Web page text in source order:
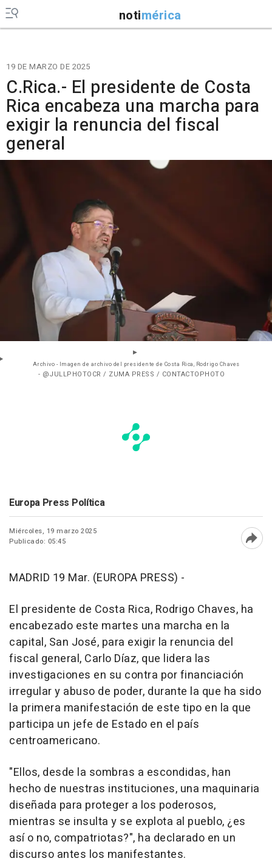
notimérica
19 DE MARZO DE 2025
C.Rica.- El presidente de Costa
Rica encabeza una marcha para
exigir la renuncia del fiscal
general
Archivo - Imagen de archivo del presidente de Costa Rica, Rodrigo Chaves
- @JULLPHOTOCR / ZUMA PRESS / CONTACTOPHOTO
Europa Press Política
Miércoles, 19 marzo 2025
Publicado: 05:45
MADRID 19 Mar. (EUROPA PRESS) -
El presidente de Costa Rica, Rodrigo Chaves, ha
encabezado este martes una marcha en la
capital, San José, para exigir la renuncia del
fiscal general, Carlo Díaz, que lidera las
investigaciones en su contra por financiación
irregular y abuso de poder, durante la que ha sido
la primera manifestación de este tipo en la que
participa un jefe de Estado en el país
centroamericano.
"Ellos, desde la sombras a escondidas, han
hecho de nuestras instituciones, una maquinaria
diseñada para proteger a los poderosos,
mientras se insulta y se explota al pueblo, ¿es
así o no, compatriotas?", ha declarado en un
discurso antes los manifestantes.